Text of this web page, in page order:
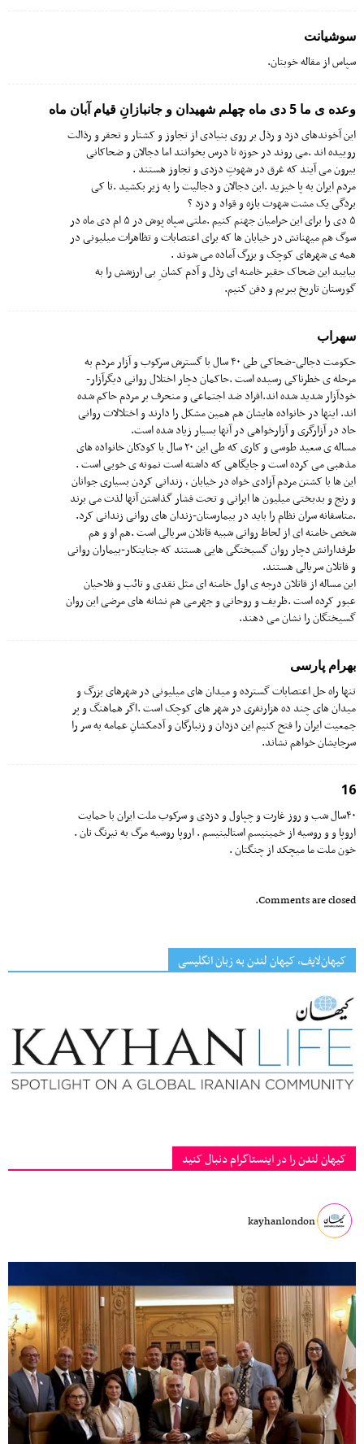
سوشیانت
سپاس از مقاله خوبتان.
وعده ی ما 5 دی ماه چهلم شهیدان و جانبازانِ قیام آبان ماه
این آخوندهای دزد و رذل بر روی بنیادی از تجاوز و کشتار و تحقر و رذالت
روییده اند .می روند در حوزه تا درس بخوانند اما دجالان و ضحاکانی
بیرون می آیند که غرق در شهوتِ دزدی و تجاوز هستند .
مردم ایران به پا خیزید .این دجالان و دجالیت را به زیر بکشید .تا کی
بردگی یک مشت شهوت بازه و قواد و دزد ؟
۵ دی را برای این حرامیان جهنم کنیم .ملتی سپاه پوش در ۵ ام دی ماه در
سوگ هم میهنانش در خیابان ها که برای اعتصابات و تظاهرات میلیونی در
همه ی شهرهای کوچک و بزرگ آماده می شوند .
بیایید این ضحاک حقیر خامنه ای رذل و آدم کشان ِ بی ارزشش را به
گورستان تاریخ ببریم و دفن کنیم.
سهراب
حکومت دجالی-ضحاکی طی ۴۰ سال با گسترش سرکوب و آزار مردم به
مرحله ی خطرناکی رسیده است .حاکمان دچار اختلال روانی دیگرآزار-
خودآزار شدید شده اند.افراد ضد اجتماعی و منحرف بر مردم حاکم شده
اند. اینها در خانواده هایشان هم همین مشکل را دارند و اختلالات روانی
حاد در آزارگری و آزارخواهی در آنها بسیار زیاد شده است.
مساله ی سعید طوسی و کاری که طی این ۲۰ سال با کودکان خانواده های
مذهبی می کرده است و جایگاهی که داشته است نمونه ی خوبی است .
این ها با کشتن مردم آزادی خواه در خیابان ، زندانی کردن بسیاری جوانان
و رنج و بدبختی میلیون ها ایرانی و تحت فشار گذاشتن آنها لذت می برند
.متاسفانه سران نظام را باید در بیمارستان-زندان های روانی زندانی کرد.
شخص خامنه ای از لحاظ روانی شبیه قاتلان سریالی است .هم او و هم
طرفدارانش دچار روان گسیختگی هایی هستند که جنایتکار-بیماران روانی
و قاتلان سریالی هستند.
این مساله از قاتلان درجه ی اول خامنه ای مثل نقدی و تائب و فلاحیان
عبور کرده است .ظریف و روحانی و جهرمی هم نشانه های مرضی این روان
گسیختگان را نشان می دهند.
بهرام پارسی
تنها راه حل اعتصابات گسترده و میدان های میلیونی در شهرهای بزرگ و
میدان های چند ده هزارنفری در شهر های کوچک است .اگر هماهنگ و پر
جمعیت ایران را فتح کنیم این دزدان و زنبارگان و آدمکشانِ عمامه به سر را
سرجایشان خواهم نشاند.
16
۴۰سال شب و روز غارت و چپاول و دزدی و سرکوب ملت ایران با حمایت
اروپا و و روسیه از خمینیسم استالینیسم . اروپا روسیه مرگ به نیرنگ تان .
خون ملت ما میچکد از چنگتان .
Comments are closed.
کیهان‌لایف، کیهان لندن به زبان انگلیسی
کیهان لندن را در اینستاگرام دنبال کنید
kayhanlondon